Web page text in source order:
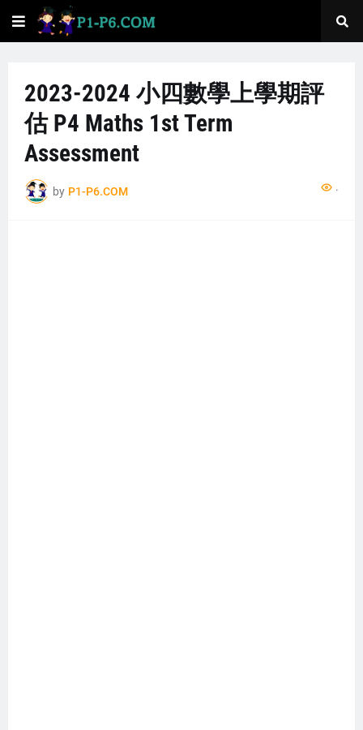
2023-2024 小四數學上學期評
估 P4 Maths 1st Term
Assessment
by P1-P6.COM ...